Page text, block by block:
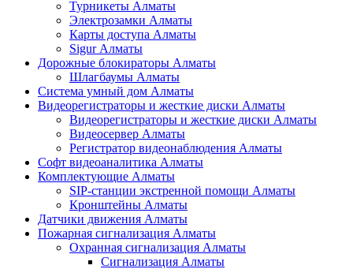
Турникеты Алматы
Электрозамки Алматы
Карты доступа Алматы
Sigur Алматы
Дорожные блокираторы Алматы
Шлагбаумы Алматы
Система умный дом Алматы
Видеорегистраторы и жесткие диски Алматы
Видеорегистраторы и жесткие диски Алматы
Видеосервер Алматы
Регистратор видеонаблюдения Алматы
Софт видеоаналитика Алматы
Комплектующие Алматы
SIP-станции экстренной помощи Алматы
Кронштейны Алматы
Датчики движения Алматы
Пожарная сигнализация Алматы
Охранная сигнализация Алматы
Сигнализация Алматы